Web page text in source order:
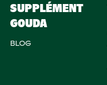
SUPPLÉMENT
GOUDA
BLOG